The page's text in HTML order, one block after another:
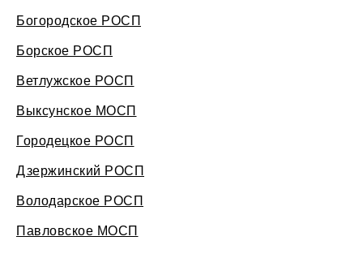
Богородское РОСП
Борское РОСП
Ветлужское РОСП
Выксунское МОСП
Городецкое РОСП
Дзержинский РОСП
Володарское РОСП
Павловское МОСП